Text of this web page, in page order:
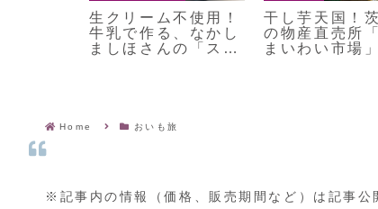
生クリーム不使用！
牛乳で作る、なかし
ましほさんの「スイ
干し芋天国！
の物産直売所
まいわい市場
Home おいも旅
※記事内の情報（価格、販売期間など）は記事